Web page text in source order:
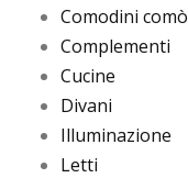
Comodini comò
Complementi
Cucine
Divani
Illuminazione
Letti